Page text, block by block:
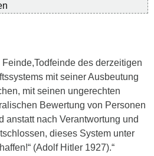
des derzeitigen
mit seiner Ausbeutung
mit seinen ungerechten
Bewertung von Personen
anstatt nach Verantwortung und
dieses System unter
(Adolf Hitler 1927).“